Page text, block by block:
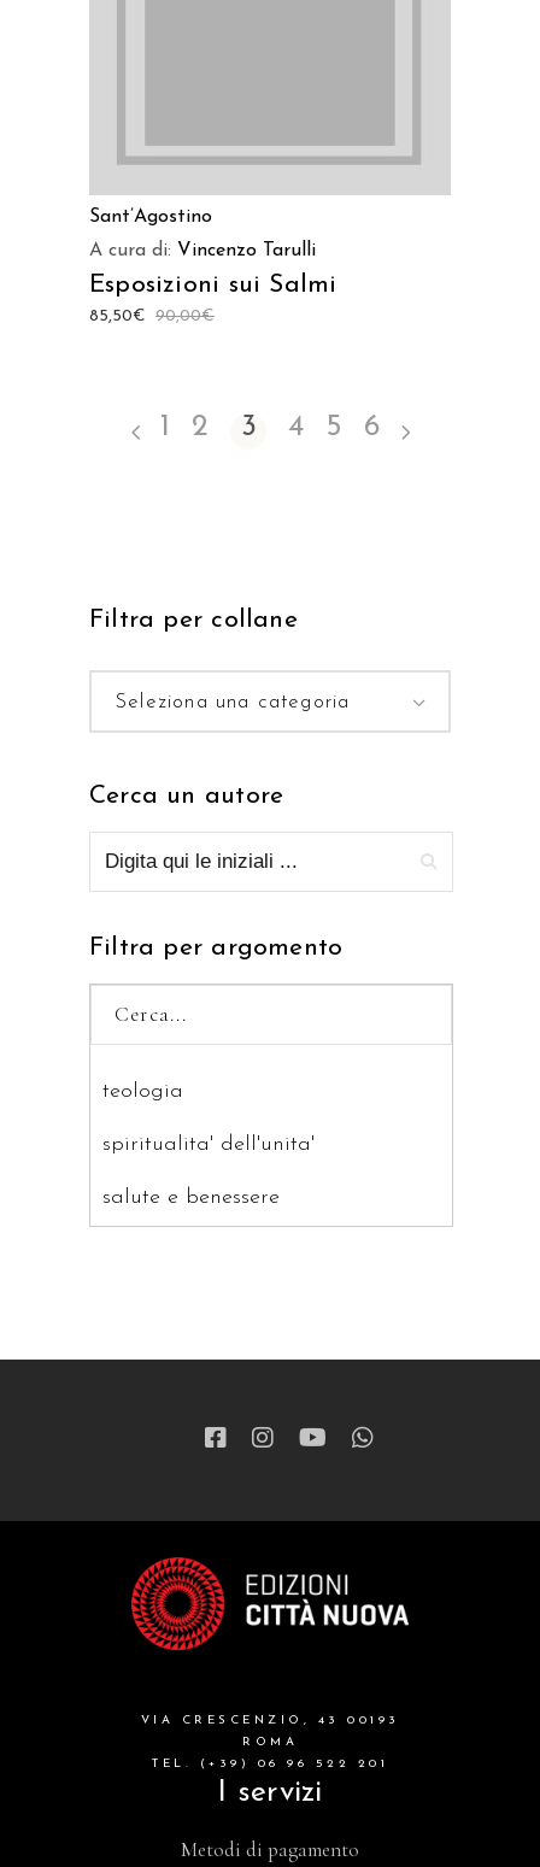
Sant’Agostino
A cura di: Vincenzo Tarulli
Esposizioni sui Salmi
90,00€
85,50€
1 2 3 4 5 6
Filtra per collane
Seleziona una categoria
Cerca un autore
Filtra per argomento
teologia
spiritualita' dell'unita'
salute e benessere
patristica
grandi opere
formazione cristiana e liturgia
catalogo storico
attualita'
VIA CRESCENZIO, 43 00193
ROMA
TEL. (+39) 06 96 522 201
I servizi
Metodi di pagamento